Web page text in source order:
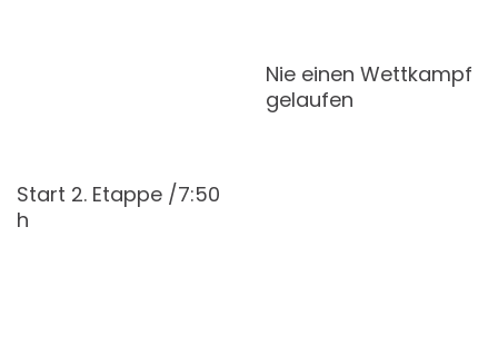
Start 2. Etappe /7:50
h
Nie einen Wettkampf
gelaufen